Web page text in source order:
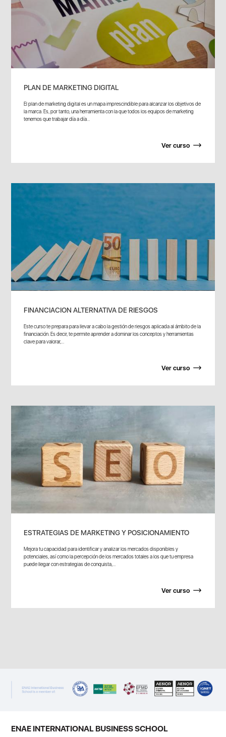
PLAN DE MARKETING DIGITAL
El plan de marketing digital es un mapa imprescindible para alcanzar los objetivos de
la marca. Es, por tanto, una herramienta con la que todos los equipos de marketing
tenemos que trabajar día a día...
Ver curso
FINANCIACION ALTERNATIVA DE RIESGOS
Este curso te prepara para llevar a cabo la gestión de riesgos aplicada al ámbito de la
financiación. Es decir, te permite aprender a dominar los conceptos y herramientas
clave para valorar,...
Ver curso
ESTRATEGIAS DE MARKETING Y POSICIONAMIENTO
Mejora tu capacidad para identificar y analizar los mercados disponibles y
potenciales, así como la percepción de los mercados totales a los que tu empresa
puede llegar con estrategias de conquista,...
Ver curso
ENAE INTERNATIONAL BUSINESS SCHOOL